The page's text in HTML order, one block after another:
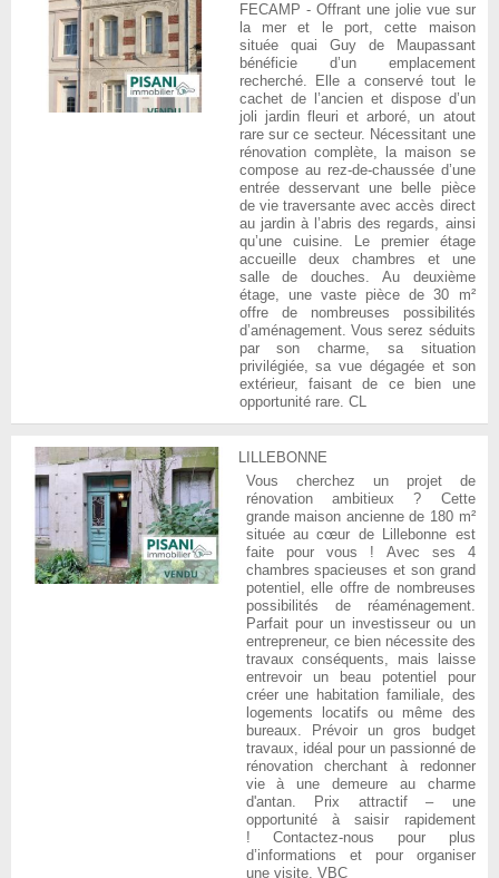
FECAMP - Offrant une jolie vue sur
la mer et le port, cette maison
située quai Guy de Maupassant
bénéficie d’un emplacement
recherché. Elle a conservé tout le
cachet de l’ancien et dispose d’un
joli jardin fleuri et arboré, un atout
rare sur ce secteur. Nécessitant une
rénovation complète, la maison se
compose au rez-de-chaussée d’une
entrée desservant une belle pièce
de vie traversante avec accès direct
au jardin à l’abris des regards, ainsi
qu’une cuisine. Le premier étage
accueille deux chambres et une
salle de douches. Au deuxième
étage, une vaste pièce de 30 m²
offre de nombreuses possibilités
d’aménagement. Vous serez séduits
par son charme, sa situation
privilégiée, sa vue dégagée et son
extérieur, faisant de ce bien une
opportunité rare. CL
LILLEBONNE
Vous cherchez un projet de
rénovation ambitieux ? Cette
grande maison ancienne de 180 m²
située au cœur de Lillebonne est
faite pour vous ! Avec ses 4
chambres spacieuses et son grand
potentiel, elle offre de nombreuses
possibilités de réaménagement.
Parfait pour un investisseur ou un
entrepreneur, ce bien nécessite des
travaux conséquents, mais laisse
entrevoir un beau potentiel pour
créer une habitation familiale, des
logements locatifs ou même des
bureaux. Prévoir un gros budget
travaux, idéal pour un passionné de
rénovation cherchant à redonner
vie à une demeure au charme
d'antan. Prix attractif – une
opportunité à saisir rapidement
! Contactez-nous pour plus
d’informations et pour organiser
une visite. VBC